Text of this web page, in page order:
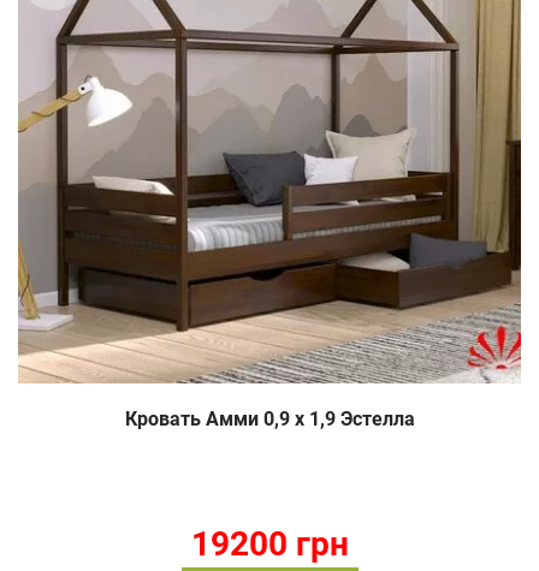
Кровать Амми 0,9 х 1,9 Эстелла
19200 грн